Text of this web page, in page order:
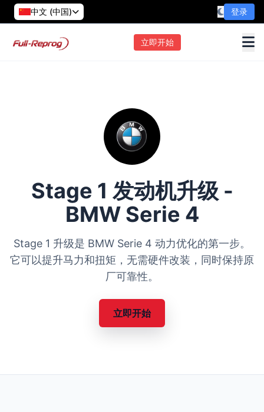
中文 (中国) 登录
立即开始
Stage 1 发动机升级 -
BMW Serie 4
Stage 1 升级是 BMW Serie 4 动力优化的第一步。
它可以提升马力和扭矩，无需硬件改装，同时保持原
厂可靠性。
立即开始